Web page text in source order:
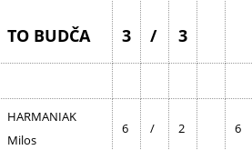
TO BUDČA 3 / 3
HARMANIAK
Milos
6 / 2 6